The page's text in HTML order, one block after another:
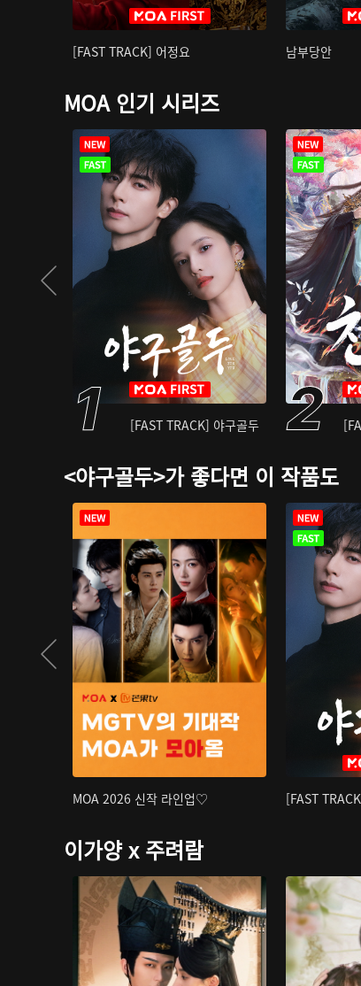
[FAST TRACK] 어정요 남부당안
MOA 인기 시리즈
[FAST TRACK] 야구골두
<야구골두>가 좋다면 이 작품도
MOA 2026 신작 라인업♡ [FAST
이가양 x 주려람